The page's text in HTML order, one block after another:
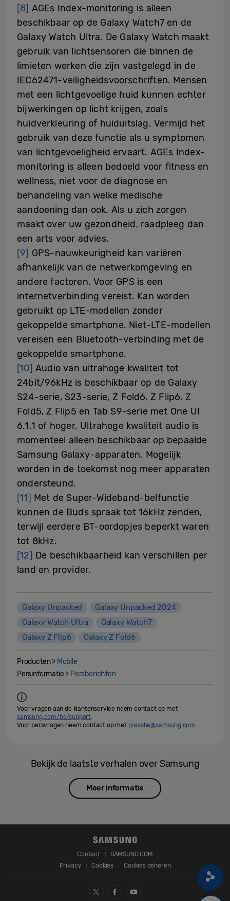
[8] AGEs Index-monitoring is alleen
beschikbaar op de Galaxy Watch7 en de
Galaxy Watch Ultra. De Galaxy Watch maakt
gebruik van lichtsensoren die binnen de
limieten werken die zijn vastgelegd in de
IEC62471-veiligheidsvoorschriften. Mensen
met een lichtgevoelige huid kunnen echter
bijwerkingen op licht krijgen, zoals
huidverkleuring of huiduitslag. Vermijd het
gebruik van deze functie als u symptomen
van lichtgevoeligheid ervaart. AGEs Index-
monitoring is alleen bedoeld voor fitness en
wellness, niet voor de diagnose en
behandeling van welke medische
aandoening dan ook. Als u zich zorgen
maakt over uw gezondheid, raadpleeg dan
een arts voor advies.
[9] GPS-nauwkeurigheid kan variëren
afhankelijk van de netwerkomgeving en
andere factoren. Voor GPS is een
internetverbinding vereist. Kan worden
gebruikt op LTE-modellen zonder
gekoppelde smartphone. Niet-LTE-modellen
vereisen een Bluetooth-verbinding met de
gekoppelde smartphone.
[10] Audio van ultrahoge kwaliteit tot
24bit/96kHz is beschikbaar op de Galaxy
S24-serie, S23-serie, Z Fold6, Z Flip6, Z
Fold5, Z Flip5 en Tab S9-serie met One UI
6.1.1 of hoger. Ultrahoge kwaliteit audio is
momenteel alleen beschikbaar op bepaalde
Samsung Galaxy-apparaten. Mogelijk
worden in de toekomst nog meer apparaten
ondersteund.
[11] Met de Super-Wideband-belfunctie
kunnen de Buds spraak tot 16kHz zenden,
terwijl eerdere BT-oordopjes beperkt waren
tot 8kHz.
[12] De beschikbaarheid kan verschillen per
land en provider.
Galaxy Unpacked
Galaxy Unpacked 2024
Galaxy Watch Ultra
Galaxy Watch7
Galaxy Z Flip6
Galaxy Z Fold6
Producten > Mobile
Persinformatie > Persberichten
Voor vragen aan de klantenservice neem contact op met
samsung.com/be/support
Voor persvragen neem contact op met pressbe@samsung.com
Bekijk de laatste verhalen over Samsung
Meer informatie
Contact
SAMSUNG.COM
Privacy
Cookies Cookies beheren